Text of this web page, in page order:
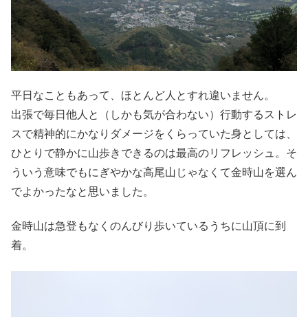
平日なこともあって、ほとんど人とすれ違いません。
出張で毎日他人と（しかも気が合わない）行動するストレ
スで精神的にかなりダメージをくらっていた身としては、
ひとりで静かに山歩きできるのは最高のリフレッシュ。そ
ういう意味でもにぎやかな高尾山じゃなくて金時山を選ん
でよかったなと思いました。
金時山は急登もなくのんびり歩いているうちに山頂に到
着。